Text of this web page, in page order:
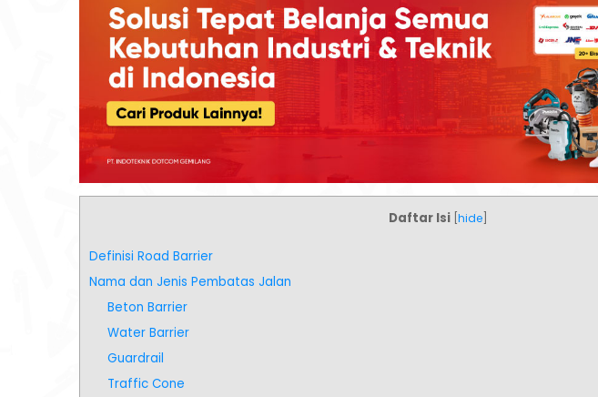
Daftar Isi hide
Definisi Road Barrier
Nama dan Jenis Pembatas Jalan
Beton Barrier
Water Barrier
Guardrail
Traffic Cone